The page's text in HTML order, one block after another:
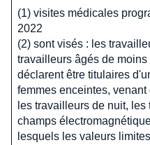
(1) visites médicales
2022
(2) sont visés : les
travailleurs âgés de
déclarent être titulaires
femmes enceintes,
les travailleurs de nuit,
champs
lesquels les valeurs